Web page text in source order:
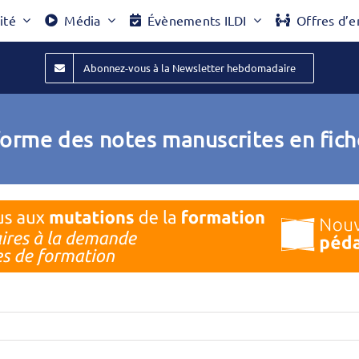
Média Évènements ILDI Offres
Abonnez-vous à la Newsletter hebdomadaire
des notes manuscrites en